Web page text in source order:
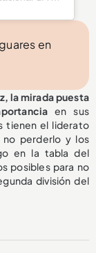
en
la mirada puesta
en sus
tienen el liderato
no perderlo y los
en la tabla del
posibles para no
división del